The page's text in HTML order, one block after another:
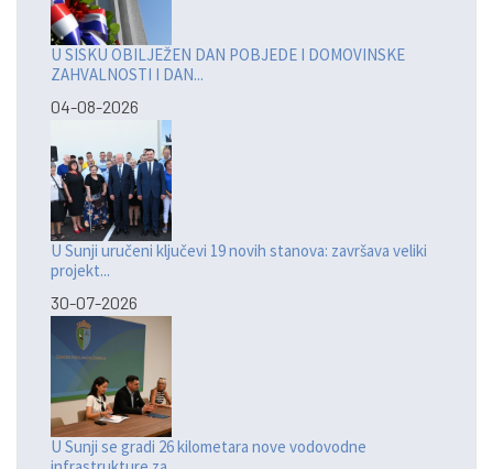
U SISKU OBILJEŽEN DAN POBJEDE I DOMOVINSKE
ZAHVALNOSTI I DAN...
04-08-2026
U Sunji uručeni ključevi 19 novih stanova: završava veliki
projekt...
30-07-2026
U Sunji se gradi 26 kilometara nove vodovodne